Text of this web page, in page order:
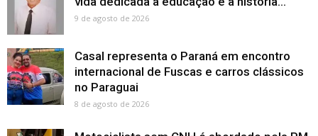
9 de agosto de 2026
Casal representa o Paraná em encontro
internacional de Fuscas e carros clássicos
no Paraguai
8 de agosto de 2026